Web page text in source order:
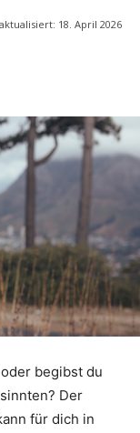
18. April 2026
begibst du
Der
für dich in